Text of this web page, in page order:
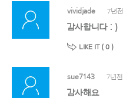
vividjade 7년전
감사합니다 : )
LIKE IT ( 0 )
sue7143 7년전
감사해요